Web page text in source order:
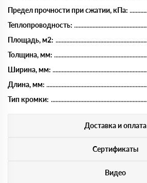
Предел прочности при сжатии, кПа:
Теплопроводность:
Площадь, м2:
Толщина, мм:
Ширина, мм:
Длина, мм:
Тип кромки:
Доставка и оплата
Сертификаты
Видео